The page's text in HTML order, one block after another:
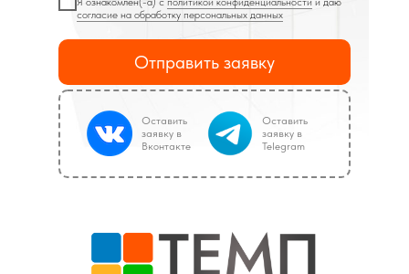
согласие на обработку персональных данных
Отправить заявку
Оставить
заявку в
Вконтакте
Оставить
заявку в
Telegram